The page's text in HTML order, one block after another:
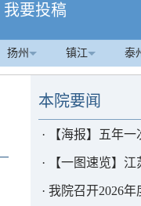
我要投稿
扬州 镇江 泰
本院要闻
· 【海报】五年
部署
· 【一图速览】
· 我院召开2026